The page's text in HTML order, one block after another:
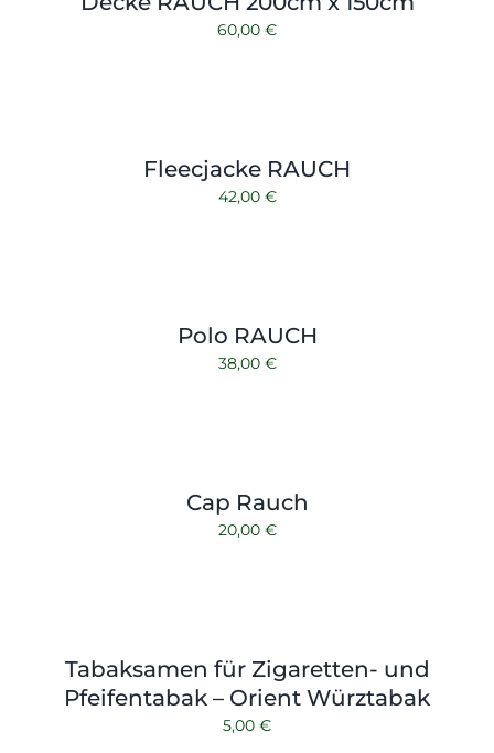
Kontakt
60,00 €
Fleecjacke RAUCH
42,00 €
Polo RAUCH
38,00 €
Cap Rauch
20,00 €
Tabaksamen für Zigaretten- und
Pfeifentabak – Orient Würztabak
5,00 €